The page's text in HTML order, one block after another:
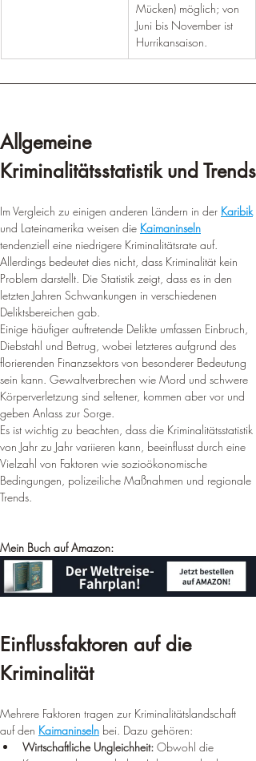
Mücken) möglich; von
Juni bis November ist
Hurrikansaison.
Allgemeine
Kriminalitätsstatistik und Trends
Im Vergleich zu einigen anderen Ländern in der Karibik
und Lateinamerika weisen die Kaimaninseln
tendenziell eine niedrigere Kriminalitätsrate auf.
Allerdings bedeutet dies nicht, dass Kriminalität kein
Problem darstellt. Die Statistik zeigt, dass es in den
letzten Jahren Schwankungen in verschiedenen
Deliktsbereichen gab.
Einige häufiger auftretende Delikte umfassen Einbruch,
Diebstahl und Betrug, wobei letzteres aufgrund des
florierenden Finanzsektors von besonderer Bedeutung
sein kann. Gewaltverbrechen wie Mord und schwere
Körperverletzung sind seltener, kommen aber vor und
geben Anlass zur Sorge.
Es ist wichtig zu beachten, dass die Kriminalitätsstatistik
von Jahr zu Jahr variieren kann, beeinflusst durch eine
Vielzahl von Faktoren wie sozioökonomische
Bedingungen, polizeiliche Maßnahmen und regionale
Trends.
Mein Buch auf Amazon:
Einflussfaktoren auf die
Kriminalität
Mehrere Faktoren tragen zur Kriminalitätslandschaft
auf den Kaimaninseln bei. Dazu gehören:
Wirtschaftliche Ungleichheit: Obwohl die